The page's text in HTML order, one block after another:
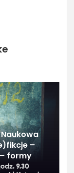
–
formy